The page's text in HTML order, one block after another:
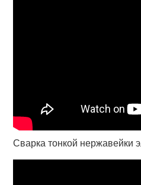
Сварка тонкой нержавейки